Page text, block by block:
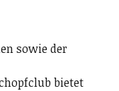
sowie der
bietet